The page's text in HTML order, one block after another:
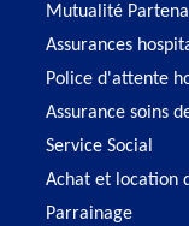
Mutualité
Assurances
Police d'attente
Assurance soins
Service Social
Achat et location
Parrainage